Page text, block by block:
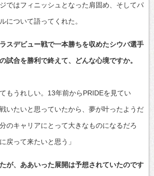
ではフィニッシュとなった肩固め、そしてパ
について語ってくれた。
デビュー戦で一本勝ちを収めたシウバ選手
試合を勝利で終えて、どんな心境ですか。
もうれしい。13年前からPRIDEを見てい
いたいと思っていたから、夢が叶ったようだ
のキャリアにとって大きなものになるだろ
戻って来たいと思う」
、ああいった展開は予想されていたのです